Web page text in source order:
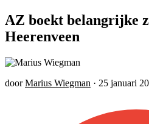
AZ boekt belangrijke
Heerenveen
door Marius Wiegman · 25 januari